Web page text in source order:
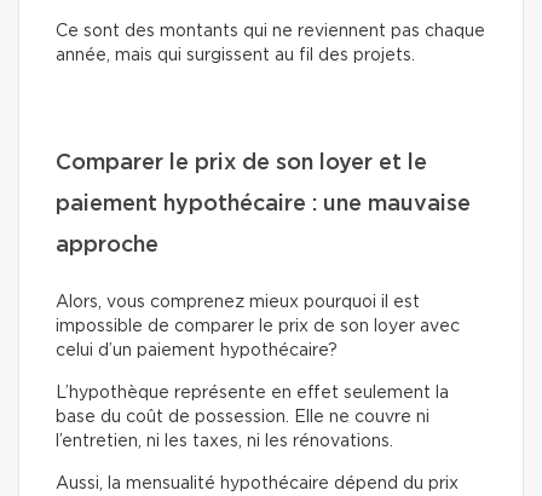
Ce sont des montants qui ne reviennent pas chaque
année, mais qui surgissent au fil des projets.
Comparer le prix de son loyer et le
paiement hypothécaire : une mauvaise
approche
Alors, vous comprenez mieux pourquoi il est
impossible de comparer le prix de son loyer avec
celui d’un paiement hypothécaire?
L’hypothèque représente en effet seulement la
base du coût de possession. Elle ne couvre ni
l’entretien, ni les taxes, ni les rénovations.
Aussi, la mensualité hypothécaire dépend du prix